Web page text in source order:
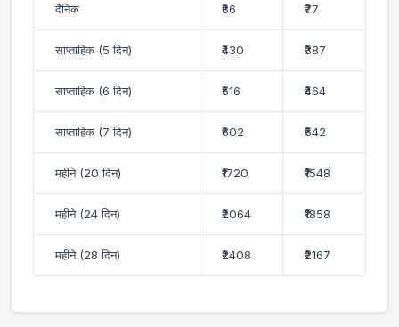
दैनिक ₹86 ₹77
साप्ताहिक (5 दिन) ₹430 ₹387
साप्ताहिक (6 दिन) ₹516 ₹464
साप्ताहिक (7 दिन) ₹602 ₹542
महीने (20 दिन) ₹1720 ₹1548
महीने (24 दिन) ₹2064 ₹1858
महीने (28 दिन) ₹2408 ₹2167